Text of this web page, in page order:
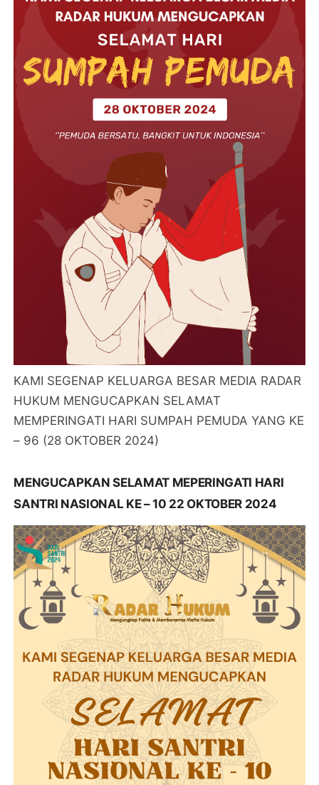
KAMI SEGENAP KELUARGA BESAR MEDIA RADAR
HUKUM MENGUCAPKAN SELAMAT
MEMPERINGATI HARI SUMPAH PEMUDA YANG KE
– 96 (28 OKTOBER 2024)
MENGUCAPKAN SELAMAT MEPERINGATI HARI
SANTRI NASIONAL KE – 10 22 OKTOBER 2024